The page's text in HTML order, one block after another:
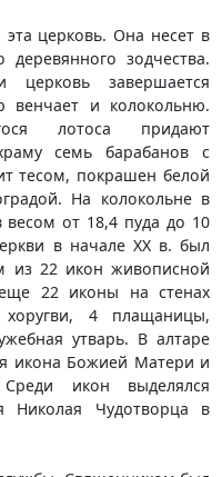
церковь. Она несет в
зодчества.
церковь завершается
и колокольню.
лотоса придают
семь барабанов с
тесом, покрашен белой
На колокольне в
весом от 18,4 пуда до 10
в начале ХХ в. был
из 22 икон живописной
22 иконы на стенах
4 плащаницы,
утварь. В алтаре
икона Божией Матери и
икон выделялся
Николая Чудотворца в